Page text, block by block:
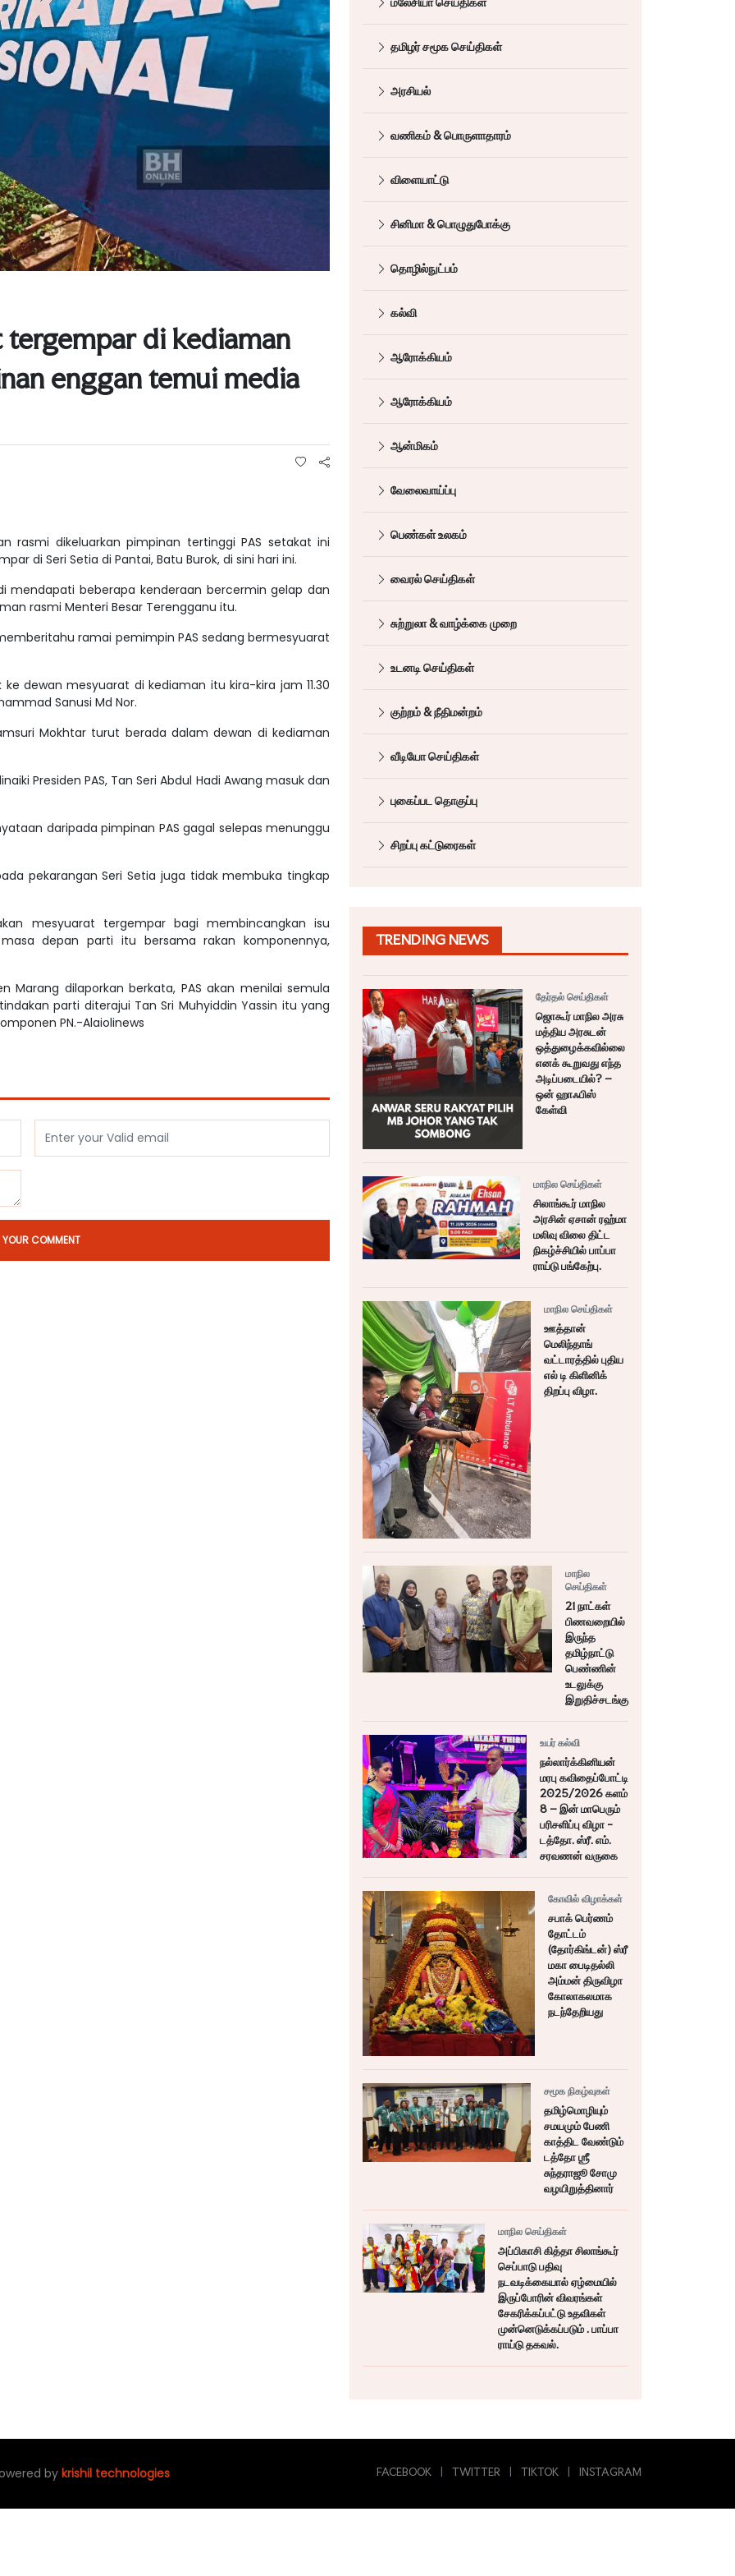
tergempar di kediaman
enggan temui media
rasmi dikeluarkan pimpinan tertinggi PAS setakat ini
di Seri Setia di Pantai, Batu Burok, di sini hari ini.
mendapati beberapa kenderaan bercermin gelap dan
rasmi Menteri Besar Terengganu itu.
ramai pemimpin PAS sedang bermesyuarat
dewan mesyuarat di kediaman itu kira-kira jam 11.30
Sanusi Md Nor.
Mokhtar turut berada dalam dewan di kediaman
Presiden PAS, Tan Seri Abdul Hadi Awang masuk dan
daripada pimpinan PAS gagal selepas menunggu
pekarangan Seri Setia juga tidak membuka tingkap
mesyuarat tergempar bagi membincangkan isu
depan parti itu bersama rakan komponennya,
Marang dilaporkan berkata, PAS akan menilai semula
parti diterajui Tan Sri Muhyiddin Yassin itu yang
PN.-Alaiolinews
YOUR COMMENT
தமிழர் சமூக செய்திகள்
அரசியல்
வணிகம் & பொருளாதாரம்
விளையாட்டு
சினிமா & பொழுதுபோக்கு
தொழில்நுட்பம்
கல்வி
ஆரோக்கியம்
ஆரோக்கியம்
ஆன்மிகம்
வேலைவாய்ப்பு
பெண்கள் உலகம்
வைரல் செய்திகள்
சுற்றுலா & வாழ்க்கை முறை
உடனடி செய்திகள்
குற்றம் & நீதிமன்றம்
வீடியோ செய்திகள்
புகைப்பட தொகுப்பு
சிறப்பு கட்டுரைகள்
TRENDING NEWS
தேர்தல் செய்திகள்
ஜொகூர் மாநில அரசு
மத்திய அரசுடன்
ஒத்துழைக்கவில்லை
எனக் கூறுவது எந்த
அடிப்படையில்? –
ஒன் ஹாஃபிஸ்
கேள்வி
மாநில செய்திகள்
சிலாங்கூர் மாநில
அரசின் ஏசான் ரஹ்மா
மலிவு விலை திட்ட
நிகழ்ச்சியில் பாப்பா
ராய்டு பங்கேற்பு.
மாநில செய்திகள்
ஊத்தான்
மெலிந்தாங்
வட்டாரத்தில் புதிய
எல் டி கிளினிக்
திறப்பு விழா.
மாநில
செய்திகள்
21 நாட்கள்
பிணவறையில்
இருந்த
தமிழ்நாட்டு
பெண்ணின்
உடலுக்கு
இறுதிச்சடங்கு
உயர் கல்வி
நல்லார்க்கினியன்
மரபு கவிதைப்போட்டி
2025/2026 களம்
8 – இன் மாபெரும்
பரிசளிப்பு விழா -
டத்தோ. ஸ்ரீ. எம்.
சரவணன் வருகை
கோவில் விழாக்கள்
சபாக் பெர்ணம்
தோட்டம்
(தோர்கிங்டன்) ஸ்ரீ
மகா பைடிதல்லி
அம்மன் திருவிழா
கோலாகலமாக
நடந்தேறியது
சமூக நிகழ்வுகள்
தமிழ்மொழியும்
சமயமும் பேணி
காத்திட வேண்டும்
டத்தோ ஶ்ரீ
சுந்தராஜூ சோமு
வழயிறுத்தினார்
மாநில செய்திகள்
அப்பிகாசி கித்தா சிலாங்கூர்
செப்பாடு பதிவு
நடவடிக்கையால் ஏழ்மையில்
இருப்போரின் விவரங்கள்
சேகரிக்கப்பட்டு உதவிகள்
முன்னெடுக்கப்படும் . பாப்பா
ராய்டு தகவல்.
by krishil technologies FACEBOOK TWITTER TIKTOK INSTAGRAM